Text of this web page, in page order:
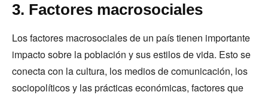
3. Factores macrosociales
Los factores macrosociales de un país tienen importante
impacto sobre la población y sus estilos de vida. Esto se
conecta con la cultura, los medios de comunicación, los
sociopolíticos y las prácticas económicas, factores que